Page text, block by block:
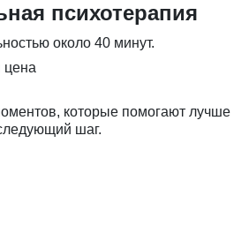
психотерапия
около 40 минут.
цена
которые помогают лучше
шаг.